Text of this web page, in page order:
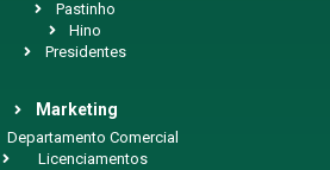
Pastinho
Hino
Presidentes
Marketing
Departamento Comercial
Licenciamentos